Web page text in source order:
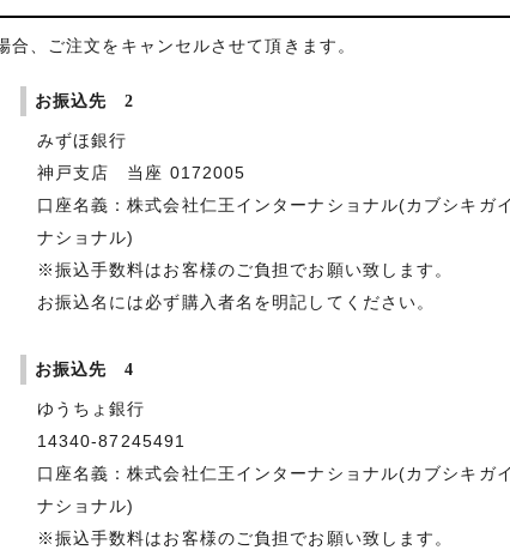
、ご注文をキャンセルさせて頂きます。
お振込先 2
みずほ銀行
神戸支店 当座 0172005
口座名義：株式会社仁王インターナショナル(カブシキガ
ナショナル)
※振込手数料はお客様のご負担でお願い致します。
お振込名には必ず購入者名を明記してください。
お振込先 4
ゆうちょ銀行
14340-87245491
口座名義：株式会社仁王インターナショナル(カブシキガ
ナショナル)
※振込手数料はお客様のご負担でお願い致します。